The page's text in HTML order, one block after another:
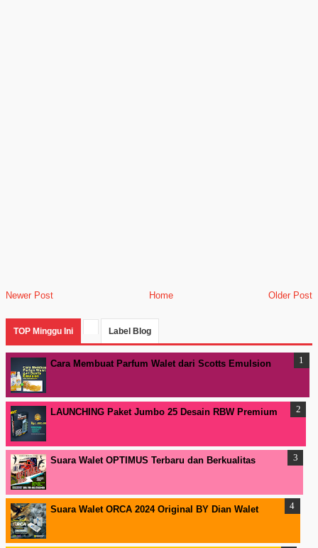
Newer Post Older Post
Home
TOP Minggu Ini Label Blog
Cara Membuat Parfum Walet dari Scotts Emulsion
LAUNCHING Paket Jumbo 25 Desain RBW Premium
Suara Walet OPTIMUS Terbaru dan Berkualitas
Suara Walet ORCA 2024 Original BY Dian Walet